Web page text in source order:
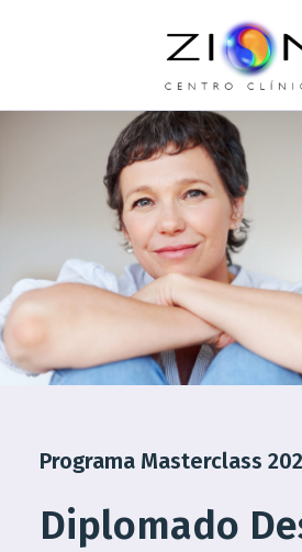
Programa Masterclass
Diplomado